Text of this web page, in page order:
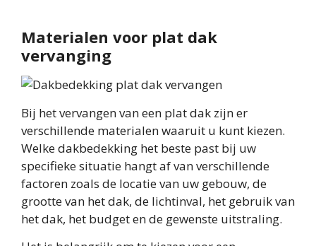
Materialen voor plat dak
vervanging
Bij het vervangen van een plat dak zijn er
verschillende materialen waaruit u kunt kiezen.
Welke dakbedekking het beste past bij uw
specifieke situatie hangt af van verschillende
factoren zoals de locatie van uw gebouw, de
grootte van het dak, de lichtinval, het gebruik van
het dak, het budget en de gewenste uitstraling.